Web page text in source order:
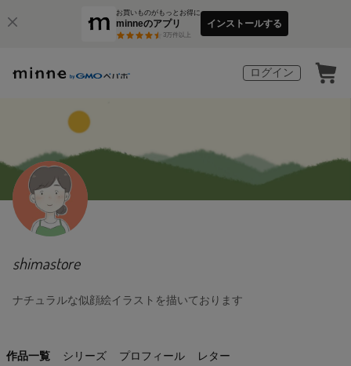
お買いものがもっとお得に
minneのアプリ
3万件以上
インストールする
ログイン
shimastore
ナチュラルな似顔絵イラストを描いております
作品一覧 シリーズ プロフィール レター